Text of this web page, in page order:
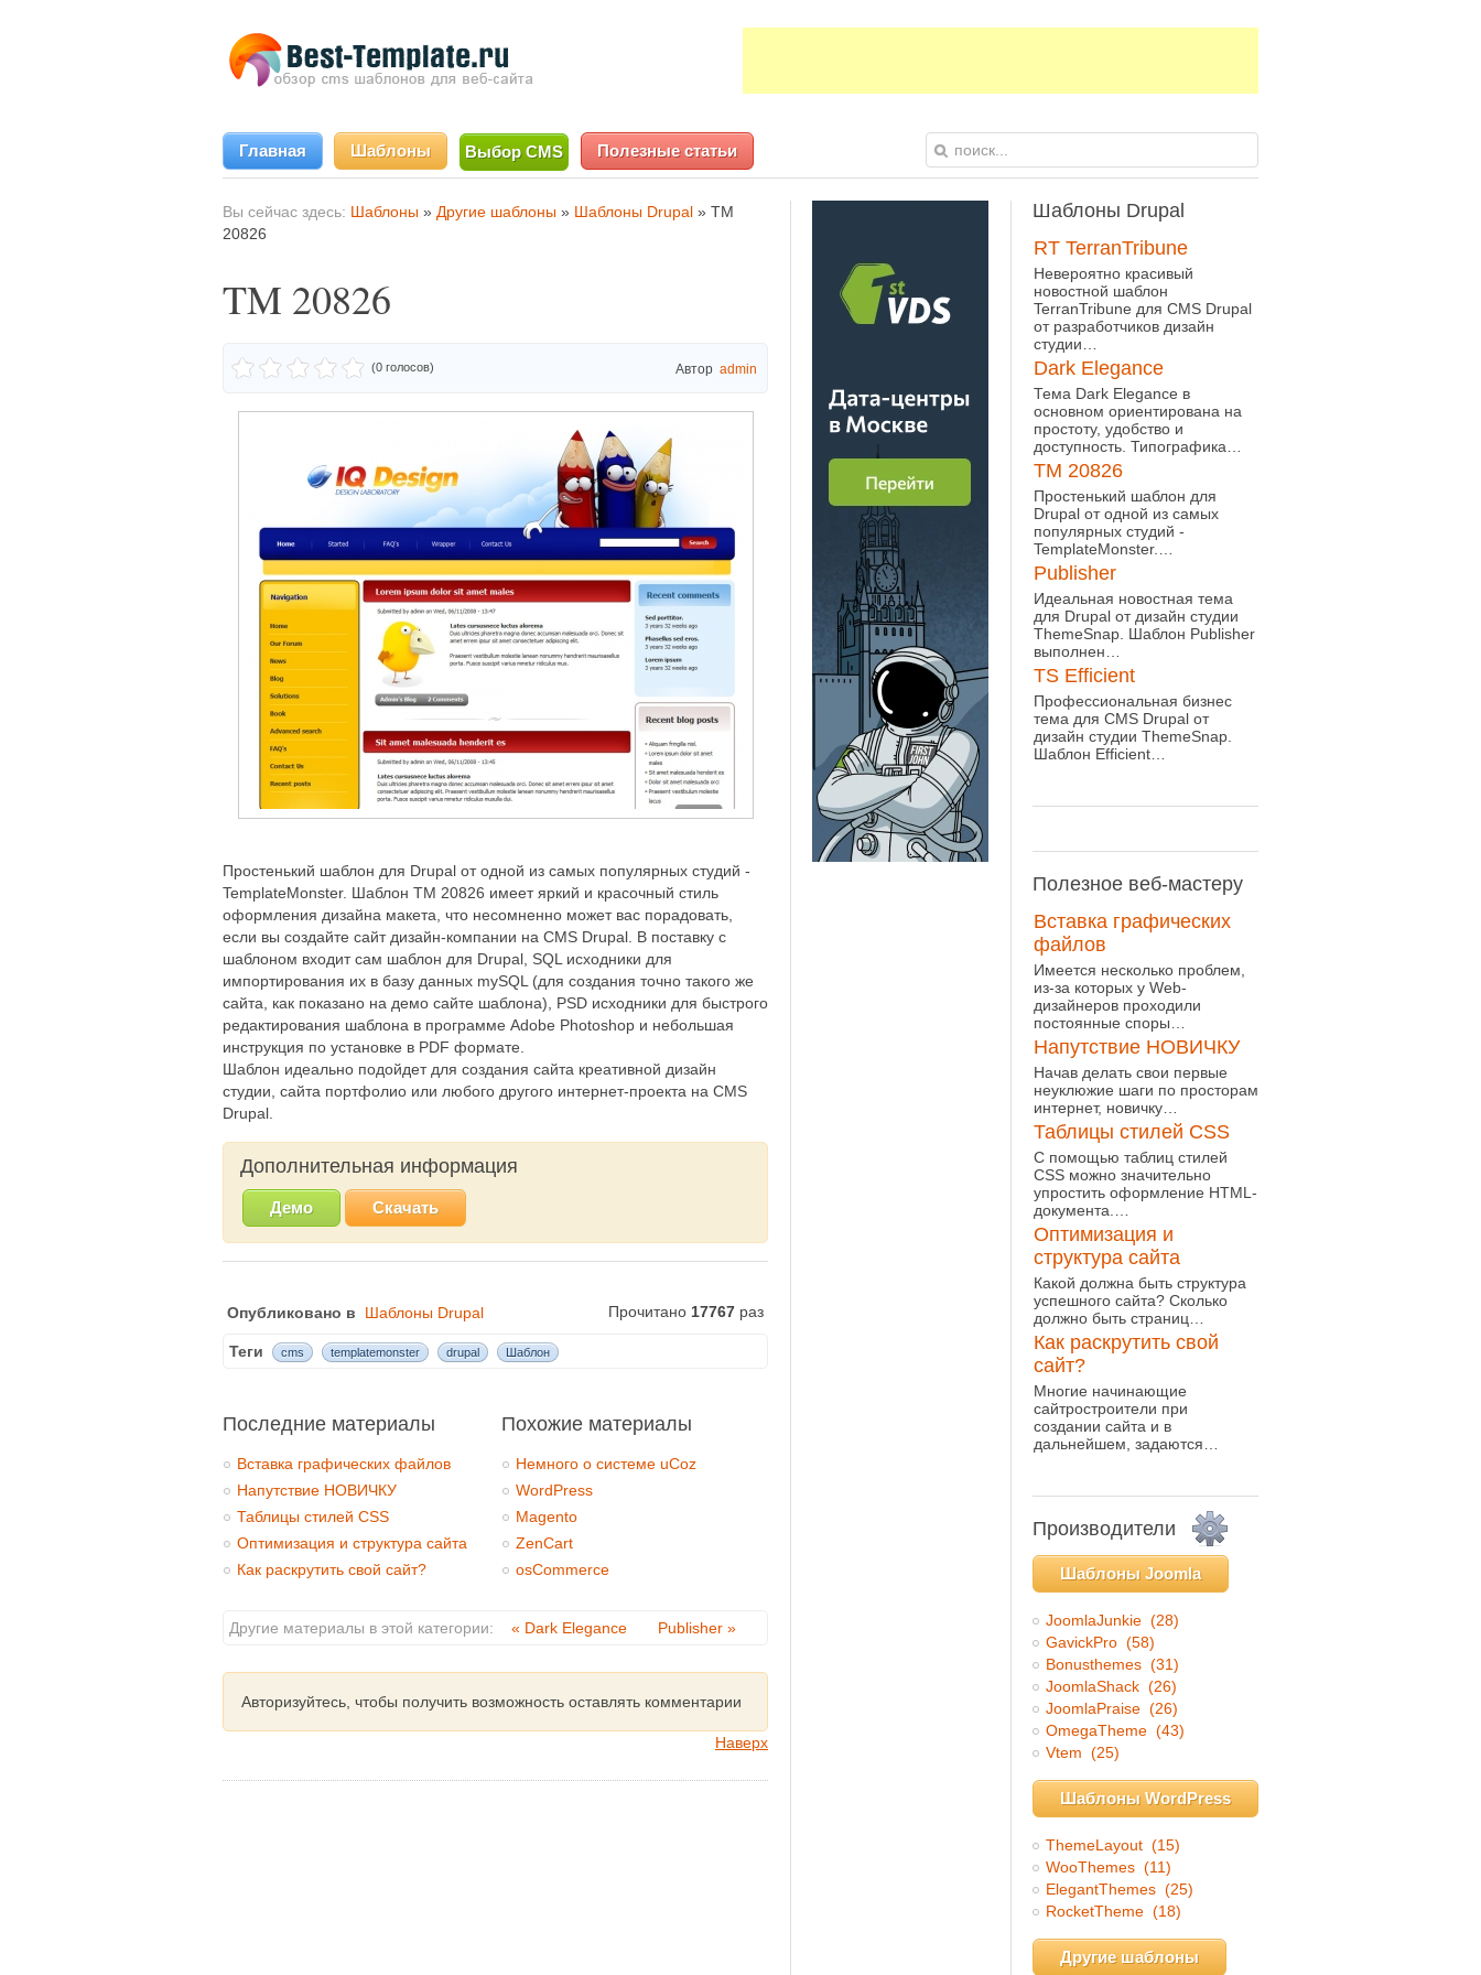
Главная Шаблоны Выбор CMS Полезные статьи
Вы сейчас здесь: Шаблоны » Другие шаблоны » Шаблоны Drupal » TM
20826
TM 20826
(0 голосов) Автор admin
Простенький шаблон для Drupal от одной из самых популярных студий -
TemplateMonster. Шаблон TM 20826 имеет яркий и красочный стиль
оформления дизайна макета, что несомненно может вас порадовать,
если вы создайте сайт дизайн-компании на CMS Drupal. В поставку с
шаблоном входит сам шаблон для Drupal, SQL исходники для
импортирования их в базу данных mySQL (для создания точно такого же
сайта, как показано на демо сайте шаблона), PSD исходники для быстрого
редактирования шаблона в программе Adobe Photoshop и небольшая
инструкция по установке в PDF формате.
Шаблон идеально подойдет для создания сайта креативной дизайн
студии, сайта портфолио или любого другого интернет-проекта на CMS
Drupal.
Дополнительная информация
Демо Скачать
Опубликовано в Шаблоны Drupal Прочитано 17767 раз
Теги cms templatemonster drupal Шаблон
Последние материалы
Вставка графических файлов
Напутствие НОВИЧКУ
Таблицы стилей CSS
Оптимизация и структура сайта
Как раскрутить свой сайт?
Похожие материалы
Немного о системе uCoz
WordPress
Magento
ZenCart
osCommerce
Другие материалы в этой категории: « Dark Elegance Publisher »
Авторизуйтесь, чтобы получить возможность оставлять комментарии
Наверх
Шаблоны Drupal
RT TerranTribune
Невероятно красивый
новостной шаблон
TerranTribune для CMS Drupal
от разработчиков дизайн
студии…
Dark Elegance
Тема Dark Elegance в
основном ориентирована на
простоту, удобство и
доступность. Типографика…
TM 20826
Простенький шаблон для
Drupal от одной из самых
популярных студий -
TemplateMonster.…
Publisher
Идеальная новостная тема
для Drupal от дизайн студии
ThemeSnap. Шаблон Publisher
выполнен…
TS Efficient
Профессиональная бизнес
тема для CMS Drupal от
дизайн студии ThemeSnap.
Шаблон Efficient…
Полезное веб-мастеру
Вставка графических
файлов
Имеется несколько проблем,
из-за которых у Web-
дизайнеров проходили
постоянные споры…
Напутствие НОВИЧКУ
Начав делать свои первые
неуклюжие шаги по просторам
интернет, новичку…
Таблицы стилей CSS
С помощью таблиц стилей
CSS можно значительно
упростить оформление HTML-
документа.…
Оптимизация и
структура сайта
Какой должна быть структура
успешного сайта? Сколько
должно быть страниц…
Как раскрутить свой
сайт?
Многие начинающие
сайтростроители при
создании сайта и в
дальнейшем, задаются…
Производители
Шаблоны Joomla
JoomlaJunkie (28)
GavickPro (58)
Bonusthemes (31)
JoomlaShack (26)
JoomlaPraise (26)
OmegaTheme (43)
Vtem (25)
Шаблоны WordPress
ThemeLayout (15)
WooThemes (11)
ElegantThemes (25)
RocketTheme (18)
Другие шаблоны